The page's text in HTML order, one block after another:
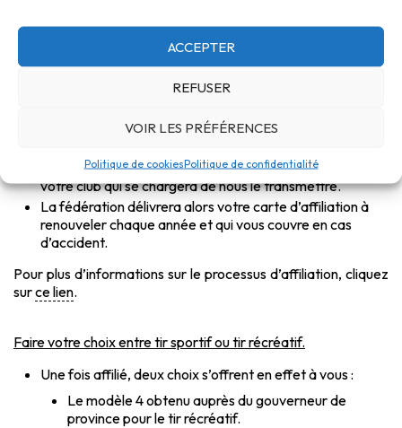
ACCEPTER
REFUSER
VOIR LES PRÉFÉRENCES
Politique de cookiesPolitique de confidentialité
Devenir affilié :
Après choix d’un club et éventuellement un essai,
demandez à votre club pour devenir affilié à la
au sport à remplir et à faire valider par votre médecin
Une fois celui-ci validé par le médecin, vous le rendez à
votre club qui se chargera de nous le transmettre.
La fédération délivrera alors votre carte d’affiliation à
renouveler chaque année et qui vous couvre en cas
d’accident.
Pour plus d’informations sur le processus d’affiliation, cliquez
surce lien.
Faire votre choix entre tir sportif ou tir récréatif.
Une fois affilié, deux choix s’offrent en effet à vous :
Le modèle 4 obtenu auprès du gouverneur de
province pour le tir récréatif.